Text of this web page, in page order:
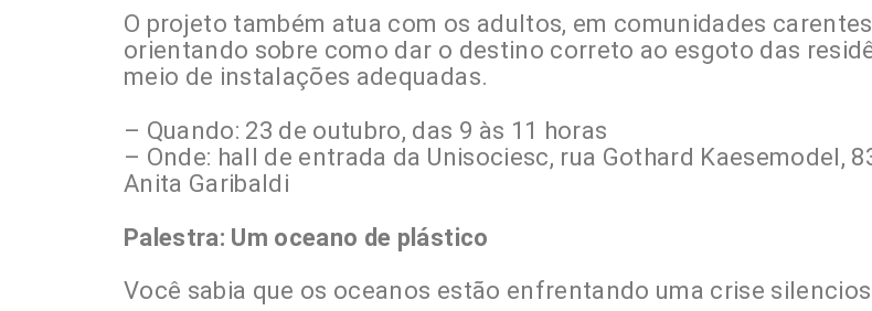
O projeto também atua com os adultos, em comunidades
orientando sobre como dar o destino correto ao esgoto das
meio de instalações adequadas.
– Quando: 23 de outubro, das 9 às 11 horas
– Onde: hall de entrada da Unisociesc, rua Gothard Kaesemodel,
Anita Garibaldi
Palestra: Um oceano de plástico
Você sabia que os oceanos estão enfrentando uma crise